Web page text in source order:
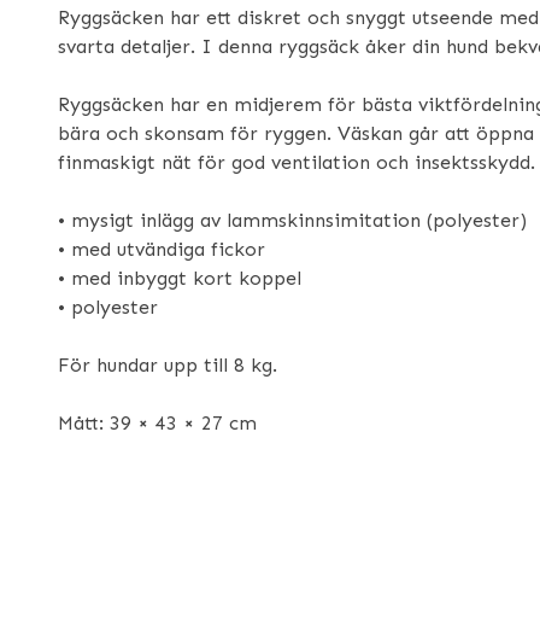
Ryggsäcken har ett diskret och snyggt utseende
svarta detaljer. I denna ryggsäck åker din hund
Ryggsäcken har en midjerem för bästa
bära och skonsam för ryggen. Väskan går att
finmaskigt nät för god ventilation och insektsskydd.
• mysigt inlägg av lammskinnsimitation (polyester)
• med utvändiga fickor
• med inbyggt kort koppel
• polyester
För hundar upp till 8 kg.
Mått: 39 × 43 × 27 cm